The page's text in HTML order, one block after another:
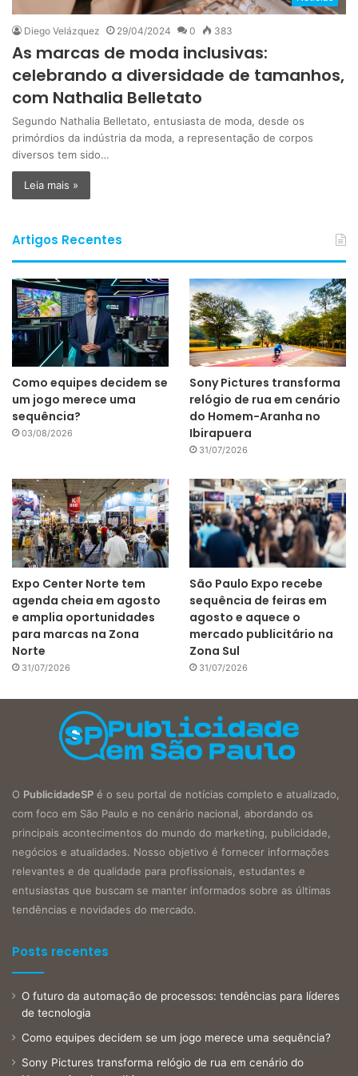
Diego Velázquez 29/04/2024 0 383
As marcas de moda inclusivas:
celebrando a diversidade de tamanhos,
com Nathalia Belletato
Segundo Nathalia Belletato, entusiasta de moda, desde os
primórdios da indústria da moda, a representação de corpos
diversos tem sido…
Leia mais »
Artigos Recentes
Como equipes decidem se
um jogo merece uma
sequência?
03/08/2026
Sony Pictures transforma
relógio de rua em cenário
do Homem-Aranha no
Ibirapuera
31/07/2026
Expo Center Norte tem
agenda cheia em agosto
e amplia oportunidades
para marcas na Zona
Norte
31/07/2026
São Paulo Expo recebe
sequência de feiras em
agosto e aquece o
mercado publicitário na
Zona Sul
31/07/2026
O PublicidadeSP é o seu portal de notícias completo e atualizado,
com foco em São Paulo e no cenário nacional, abordando os
principais acontecimentos do mundo do marketing, publicidade,
negócios e atualidades. Nosso objetivo é fornecer informações
relevantes e de qualidade para profissionais, estudantes e
entusiastas que buscam se manter informados sobre as últimas
tendências e novidades do mercado.
Posts recentes
O futuro da automação de processos: tendências para líderes
de tecnologia
Como equipes decidem se um jogo merece uma sequência?
Sony Pictures transforma relógio de rua em cenário do